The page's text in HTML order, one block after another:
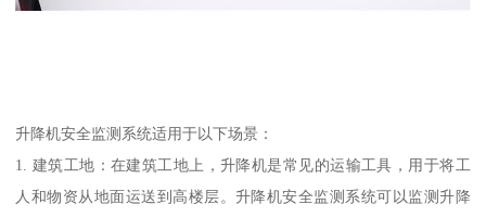
升降机安全监测系统适用于以下场景：
1. 建筑工地：在建筑工地上，升降机是常见的运输工具，用于将工
人和物资从地面运送到高楼层。升降机安全监测系统可以监测升降